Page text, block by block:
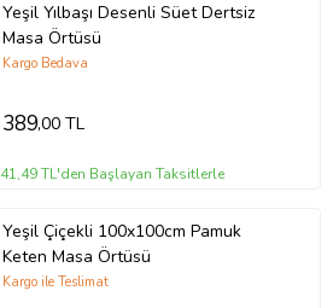
Yeşil Yılbaşı Desenli Süet Dertsiz
Masa Örtüsü
Kargo Bedava
389,00 TL
41,49 TL'den Başlayan Taksitlerle
Yeşil Çiçekli 100x100cm Pamuk
Keten Masa Örtüsü
Kargo ile Teslimat